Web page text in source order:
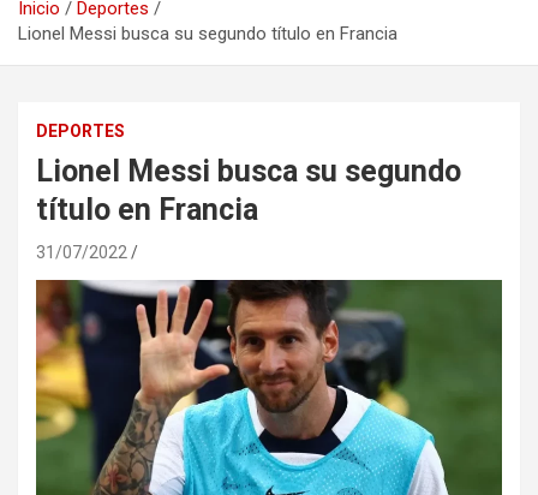
Inicio
Deportes
Lionel Messi busca su segundo título en Francia
DEPORTES
Lionel Messi busca su segundo
título en Francia
31/07/2022